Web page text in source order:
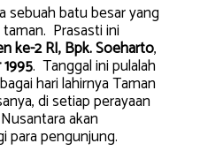
sebuah batu besar yang
Prasasti ini
ke-2 RI, Bpk. Soeharto,
. Tanggal ini pulalah
hari lahirnya Taman
di setiap perayaan
akan
para pengunjung.